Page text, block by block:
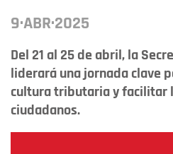
9·ABR·2025
Del 21 al 25 de abril, la
liderará una jornada clave
cultura tributaria y facilitar
ciudadanos.